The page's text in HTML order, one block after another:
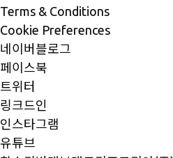
Terms & Conditions
Cookie Preferences
네이버블로그
페이스북
트위터
링크드인
인스타그램
유튜브